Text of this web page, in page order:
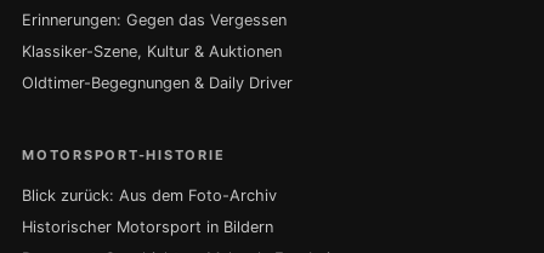
Erinnerungen: Gegen das Vergessen
Klassiker-Szene, Kultur & Auktionen
Oldtimer-Begegnungen & Daily Driver
MOTORSPORT-HISTORIE
Blick zurück: Aus dem Foto-Archiv
Historischer Motorsport in Bildern